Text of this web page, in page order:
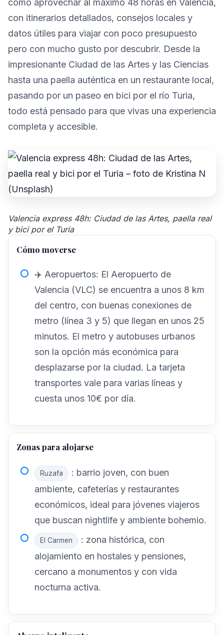
cómo aprovechar al máximo 48 horas en Valencia,
con itinerarios detallados, consejos locales y
datos útiles para viajar con poco presupuesto
pero con mucho gusto por descubrir. Desde la
impresionante Ciudad de las Artes y las Ciencias
hasta una paella auténtica en un restaurante local,
pasando por un paseo en bici por el río Turia,
todo está pensado para que vivas una experiencia
completa y accesible.
Valencia express 48h: Ciudad de las Artes, paella real
y bici por el Turia
Cómo moverse
✈️ Aeropuertos: El Aeropuerto de
Valencia (VLC) se encuentra a unos 8 km
del centro, con buenas conexiones de
metro (línea 3 y 5) que llegan en unos 25
minutos. El metro y autobuses urbanos
son la opción más económica para
desplazarse por la ciudad. La tarjeta
transportes vale para varias líneas y
cuesta unos 10€ por día.
Zonas para alojarse
Ruzafa
: barrio joven, con buen
ambiente, cafeterías y restaurantes
económicos, ideal para jóvenes viajeros
que buscan nightlife y ambiente bohemio.
El Carmen
: zona histórica, con
alojamiento en hostales y pensiones,
cercano a monumentos y con vida
nocturna activa.